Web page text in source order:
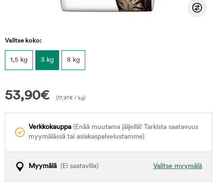
Valitse koko:
1,5 kg 3 kg 8 kg
53,90€ (17,97€ / kg)
Verkkokauppa (Enää muutama jäljellä! Tarkista saatavuus
myymälässä tai asiakaspalvelustamme)
Valitse myymälä
Myymälä (Ei saatavilla)